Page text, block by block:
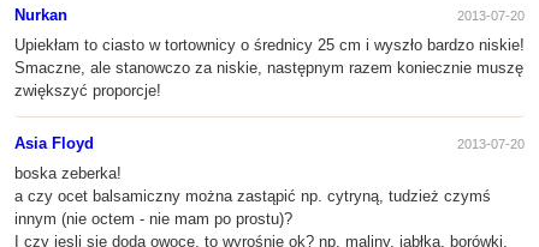
Nurkan 2013-07-20
Upiekłam to ciasto w tortownicy o średnicy 25 cm i wyszło bardzo niskie!
Smaczne, ale stanowczo za niskie, następnym razem koniecznie muszę
zwiększyć proporcje!
Asia Floyd 2013-07-20
boska zeberka!
a czy ocet balsamiczny można zastąpić np. cytryną, tudzież czymś
innym (nie octem - nie mam po prostu)?
I czy jesli sie doda owoce, to wyrośnie ok? np. maliny, jabłka, borówki,